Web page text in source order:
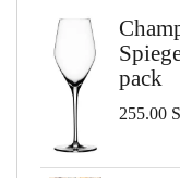
pack
255.00